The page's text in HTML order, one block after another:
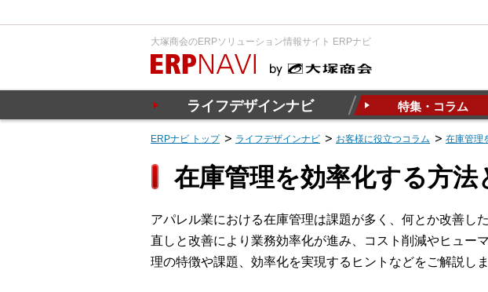
大塚商会のERPソリューション情報サイト ERPナビ
ライフデザインナビ 特集・コラム
ERPナビ トップ ライフデザインナビ お客様に役立つコラム 在庫管理
在庫管理を効率化する方法
アパレル業における在庫管理は課題が多く、何とか改善し
直しと改善により業務効率化が進み、コスト削減やヒュー
理の特徴や課題、効率化を実現するヒントなどをご解説しま